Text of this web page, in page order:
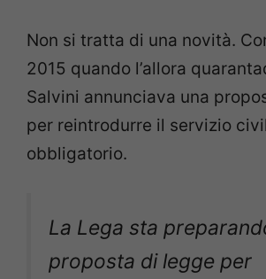
Non si tratta di una novità.
2015 quando l’allora
Salvini annunciava una
per reintrodurre il servizio
obbligatorio.
La Lega sta
proposta di legge per